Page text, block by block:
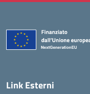
Link Esterni